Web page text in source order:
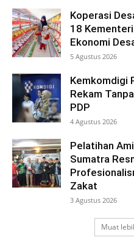
Koperasi
18
Ekonomi
5 Agustus 2026
Kemkomdigi
Rekam
PDP
4 Agustus 2026
Pelatihan
Sumatra
Zakat
3 Agustus 2026
Muat